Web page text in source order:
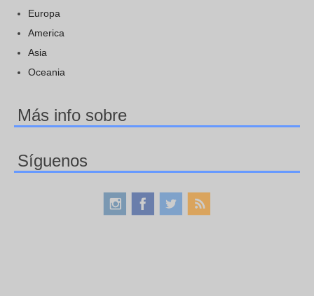
Europa
America
Asia
Oceania
Más info sobre
Síguenos